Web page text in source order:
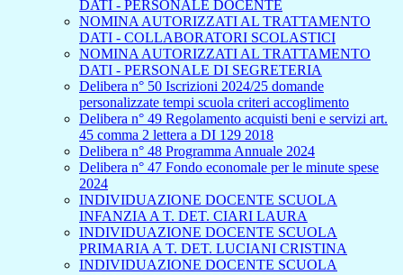
DATI - PERSONALE DOCENTE
NOMINA AUTORIZZATI AL TRATTAMENTO
DATI - COLLABORATORI SCOLASTICI
NOMINA AUTORIZZATI AL TRATTAMENTO
DATI - PERSONALE DI SEGRETERIA
Delibera n° 50 Iscrizioni 2024/25 domande
personalizzate tempi scuola criteri accoglimento
Delibera n° 49 Regolamento acquisti beni e servizi art.
45 comma 2 lettera a DI 129 2018
Delibera n° 48 Programma Annuale 2024
Delibera n° 47 Fondo economale per le minute spese
2024
INDIVIDUAZIONE DOCENTE SCUOLA
INFANZIA A T. DET. CIARI LAURA
INDIVIDUAZIONE DOCENTE SCUOLA
PRIMARIA A T. DET. LUCIANI CRISTINA
INDIVIDUAZIONE DOCENTE SCUOLA